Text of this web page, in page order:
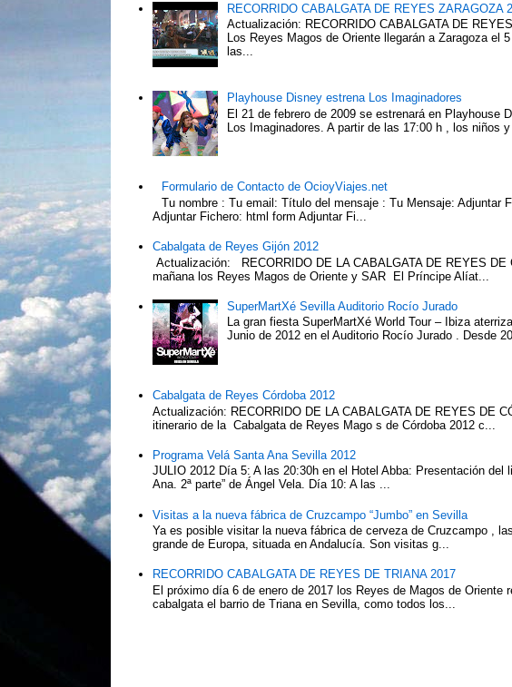
RECORRIDO CABALGATA DE REYES ZARAGOZA
Actualización: RECORRIDO CABALGATA DE
Los Reyes Magos de Oriente llegarán a Zaragoza el
las...
Playhouse Disney estrena Los Imaginadores
El 21 de febrero de 2009 se estrenará en Playhouse
Los Imaginadores. A partir de las 17:00 h , los niños y
Formulario de Contacto de OcioyViajes.net
Tu nombre : Tu email: Título del mensaje : Tu Mensaje: Adjuntar
Adjuntar Fichero: html form Adjuntar Fi...
Cabalgata de Reyes Gijón 2012
Actualización: RECORRIDO DE LA CABALGATA DE REYES DE
mañana los Reyes Magos de Oriente y SAR El Príncipe Alíat...
SuperMartXé Sevilla Auditorio Rocío Jurado
La gran fiesta SuperMartXé World Tour – Ibiza
Junio de 2012 en el Auditorio Rocío Jurado . Desde
Cabalgata de Reyes Córdoba 2012
Actualización: RECORRIDO DE LA CABALGATA DE REYES DE
itinerario de la Cabalgata de Reyes Mago s de Córdoba 2012 c...
Programa Velá Santa Ana Sevilla 2012
JULIO 2012 Día 5: A las 20:30h en el Hotel Abba: Presentación del
Ana. 2ª parte” de Ángel Vela. Día 10: A las ...
Visitas a la nueva fábrica de Cruzcampo “Jumbo” en Sevilla
Ya es posible visitar la nueva fábrica de cerveza de Cruzcampo ,
grande de Europa, situada en Andalucía. Son visitas g...
RECORRIDO CABALGATA DE REYES DE TRIANA 2017
El próximo día 6 de enero de 2017 los Reyes de Magos de Oriente
cabalgata el barrio de Triana en Sevilla, como todos los...